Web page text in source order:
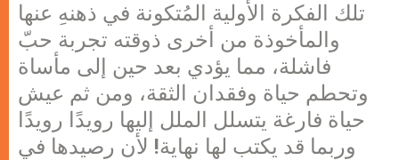
تلك الفكرة الأولية المُتكونة في ذهنهِ عنها
والمأخوذة من أخرى ذوقته تجربة حبّ
فاشلة، مما يؤدي بعد حين إلى مأساة
وتحطم حياة وفقدان الثقة، ومن ثم عيش
حياة فارغة يتسلل الملل إليها رويدًا رويدًا
وربما قد يكتب لها نهاية! لأن رصيدها في